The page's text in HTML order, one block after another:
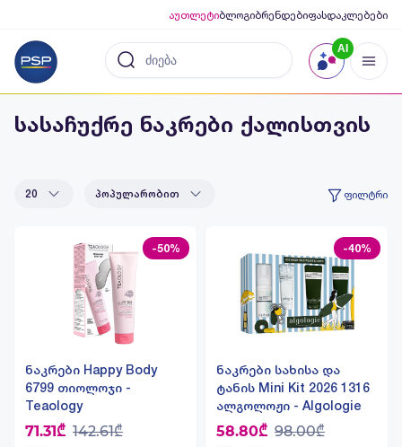
აუთლეტიბლოგიბრენდებიფასდაკლებები
AI
სასაჩუქრე ნაკრები ქალისთვის
20 პოპულარობით ფილტრი
ნაკრები Happy Body
6799 თიოლოჯი -
Teaology
71.31₾ 142.61₾
-50%
ნაკრები სახისა და
ტანის Mini Kit 2026 1316
ალგოლოჟი - Algologie
58.80₾ 98.00₾
-40%